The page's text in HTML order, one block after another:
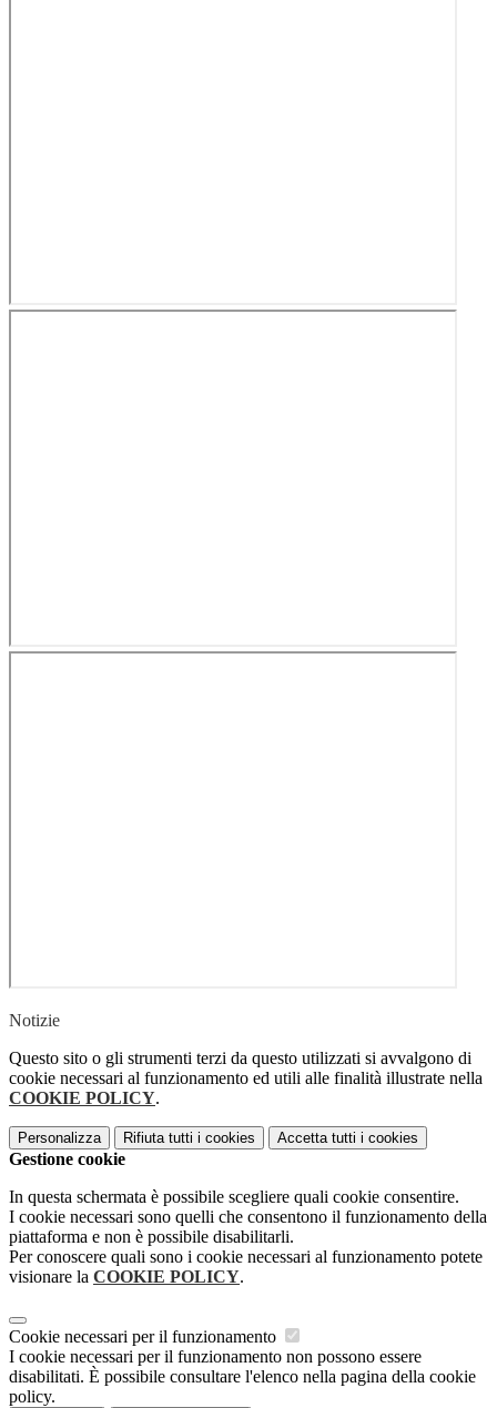
Notizie
Questo sito o gli strumenti terzi da questo utilizzati si avvalgono di
cookie necessari al funzionamento ed utili alle finalità illustrate nella
COOKIE POLICY.
Personalizza Rifiuta tutti i cookies Accetta tutti i cookies
Gestione cookie
In questa schermata è possibile scegliere quali cookie consentire.
I cookie necessari sono quelli che consentono il funzionamento della
piattaforma e non è possibile disabilitarli.
Per conoscere quali sono i cookie necessari al funzionamento potete
visionare la COOKIE POLICY.
Cookie necessari per il funzionamento
I cookie necessari per il funzionamento non possono essere
disabilitati. È possibile consultare l'elenco nella pagina della cookie
policy.